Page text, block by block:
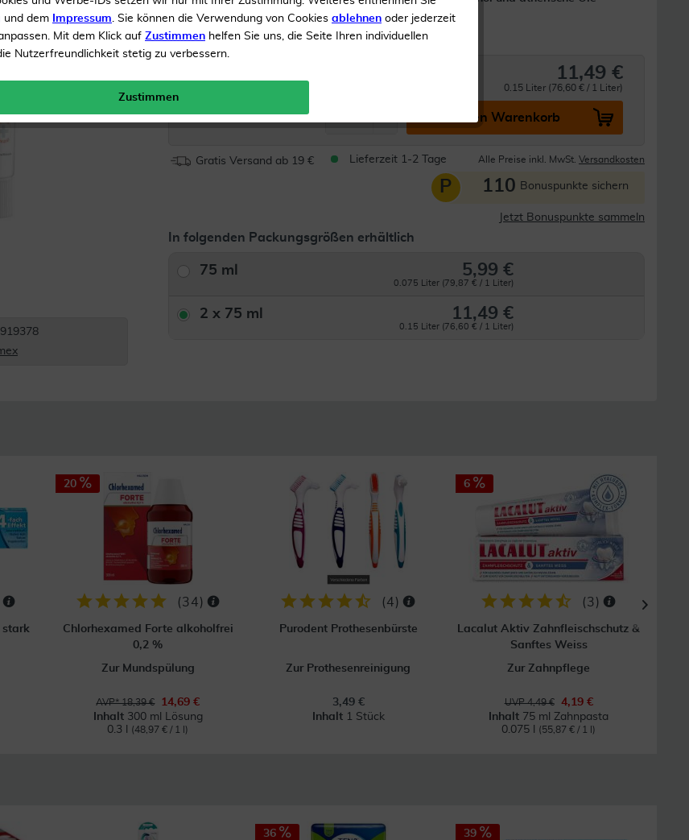
Mit hochwirksamem Aminfluorid
gegen Karies
11,49 €
0.15 Liter (76,60 € / 1 Liter)
Menge: In den Warenkorb
Gratis Versand ab 19 € Lieferzeit 1-2 Tage Alle Preise inkl. MwSt. Versandkosten
P 110 Bonuspunkte sichern
Jetzt Bonuspunkte sammeln
In folgenden Packungsgrößen erhältlich
75 ml 5,99 €
0.075 Liter (79,87 € / 1 Liter)
2 x 75 ml 11,49 €
0.15 Liter (76,60 € / 1 Liter)
stark
20
(34)
Chlorhexamed Forte alkoholfrei
0,2 %
Zur Mundspülung
AVP* 18,39 €
14,69 €
Inhalt 300 ml Lösung
0.3 l
(48,97 € / 1 l)
(4)
Purodent Prothesenbürste
Zur Prothesenreinigung
3,49 €
Inhalt 1 Stück
6
(3)
Lacalut Aktiv Zahnfleischschutz &
Sanftes Weiss
Zur Zahnpflege
UVP 4,49 €
4,19 €
Inhalt 75 ml Zahnpasta
0.075 l
(55,87 € / 1 l)
36 39
und dem Impressum. Sie können die Verwendung von Cookies ablehnen oder jederzeit
Mit dem Klick auf Zustimmen helfen Sie uns, die Seite Ihren individuellen
Nutzerfreundlichkeit stetig zu verbessern.
Zustimmen